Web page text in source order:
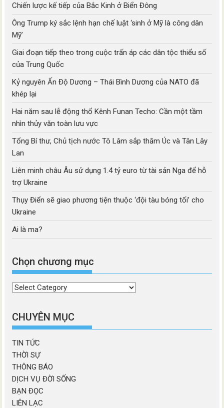
Chiến lược kế tiếp của Bắc Kinh ở Biển Đông
Ông Trump ký sắc lệnh hạn chế luật ‘sinh ở Mỹ là công dân
Mỹ’
Giai đoạn tiếp theo trong cuộc trấn áp các dân tộc thiểu số
của Trung Quốc
Kỷ nguyên Ấn Độ Dương – Thái Bình Dương của NATO đã
khép lại
Hai năm sau lễ động thổ Kênh Funan Techo: Cần một tầm
nhìn thủy văn toàn lưu vực
Tổng Bí thư, Chủ tịch nước Tô Lâm sắp thăm Úc và Tân Lây
Lan
Liên minh châu Âu sử dụng 1.4 tỷ euro từ tài sản Nga để hỗ
trợ Ukraine
Thụy Điển sẽ giao phương tiện thuộc ‘đội tàu bóng tối’ cho
Ukraine
Ai là ma?
Chọn chương mục
Chọn
mục
CHUYÊN MỤC
TIN TỨC
THỜI SỰ
THÔNG BÁO
DỊCH VỤ ĐỜI SỐNG
BẠN ĐỌC
LIÊN LẠC